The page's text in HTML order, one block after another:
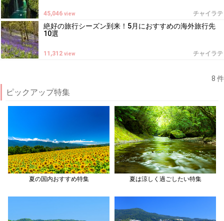
チャイラテ
45,046 view
絶好の旅行シーズン到来！5月におすすめの海外旅行先
10選
チャイラテ
11,312 view
8 件
ピックアップ特集
夏の国内おすすめ特集 夏は涼しく過ごしたい特集